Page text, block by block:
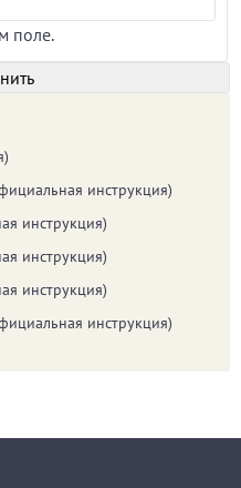
поле.
инструкция)
инструкция)
инструкция)
инструкция)
инструкция)